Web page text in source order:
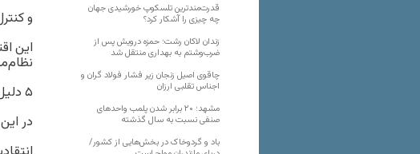
و
این
۵ دلیل برای انتخاب
در این نامه ۵ دلیل از سوی نگارندگان مطرح
قدرت‌مندترین تلسکوپ خورشیدی جهان
چه چیزی را آشکار کرد؟
زندان لاکان رشت؛ حمزه درویش پس از
ضرب‌وشتم به بهداری منتقل شد
چاقوی اصیل زنجان زیر فشار فولاد گران و
اجناس تقلبی ارزان
مشهد؛ ۲۰ برابر شدن پلمب واحدهای
صنفی نسبت به سال گذشته
باد و گردوخاک در بخش‌هایی از کشور/